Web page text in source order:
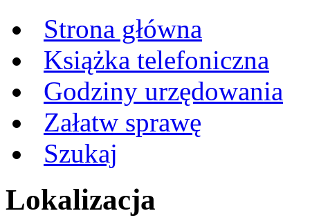
Strona główna
Książka telefoniczna
Godziny urzędowania
Załatw sprawę
Szukaj
Lokalizacja